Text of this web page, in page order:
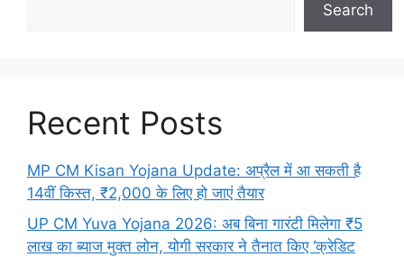
Search
Recent Posts
MP CM Kisan Yojana Update: अप्रैल में आ सकती है
14वीं किस्त, ₹2,000 के लिए हो जाएं तैयार
UP CM Yuva Yojana 2026: अब बिना गारंटी मिलेगा ₹5
लाख का ब्याज मुक्त लोन, योगी सरकार ने तैनात किए ‘क्रेडिट